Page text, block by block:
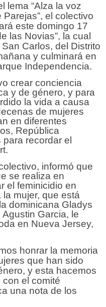
lema “Alza la voz
el colectivo
este domingo 17
las Novias”, la cual
Carlos, del Distrito
y culminará en
Independencia.
crear conciencia
y de género, y para
la vida a causa
de mujeres
en diferentes
República
recordar el
informó que
se realiza en
el feminicidio en
mujer, que está
dominicana Gladys
Garcia, le
en Nueva Jersey,
honrar la memoria
que han sido
y esta hacemos
con el comité
una nota de los